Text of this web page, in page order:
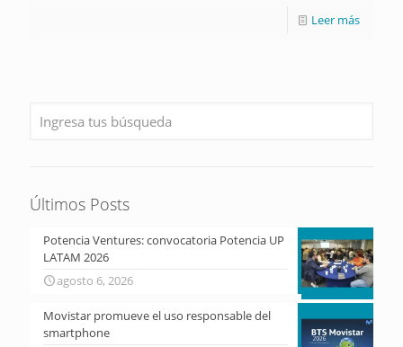
Leer más
Últimos Posts
Potencia Ventures: convocatoria Potencia UP
LATAM 2026
agosto 6, 2026
Movistar promueve el uso responsable del
smartphone